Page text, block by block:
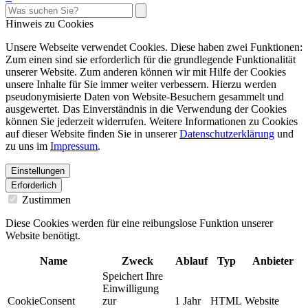
Hinweis zu Cookies
Unsere Webseite verwendet Cookies. Diese haben zwei Funktionen:
Zum einen sind sie erforderlich für die grundlegende Funktionalität
unserer Website. Zum anderen können wir mit Hilfe der Cookies
unsere Inhalte für Sie immer weiter verbessern. Hierzu werden
pseudonymisierte Daten von Website-Besuchern gesammelt und
ausgewertet. Das Einverständnis in die Verwendung der Cookies
können Sie jederzeit widerrufen. Weitere Informationen zu Cookies
auf dieser Website finden Sie in unsererDatenschutzerklärung und
zu uns im Impressum.
Einstellungen
Erforderlich
Zustimmen
Diese Cookies werden für eine reibungslose Funktion unserer
Website benötigt.
Name Zweck Ablauf Typ Anbieter
CookieConsent
Speichert Ihre
Einwilligung
zur
1 Jahr HTML Website